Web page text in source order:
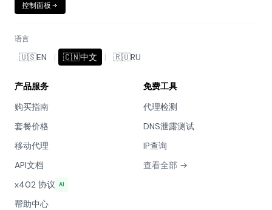
控制面板
语言
🇺🇸EN | 🇨🇳中文 | 🇷🇺RU
产品服务
购买指南
套餐价格
移动代理
API文档
x402 协议 AI
帮助中心
免费工具
代理检测
DNS泄露测试
IP查询
查看全部 →